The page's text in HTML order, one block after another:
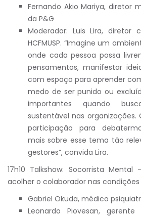
Fernando Akio Mariya, diretor
da P&G
Moderador: Luis Lira, diretor
HCFMUSP. “Imagine um
onde cada pessoa possa
pensamentos, manifestar
com espaço para aprender
medo de ser punido ou
importantes quando
sustentável nas
participação para
mais sobre esse tema tão
gestores”, convida Lira.
17h10 Talkshow: Socorrista
acolher o colaborador nas
Gabriel Okuda, médico
Leonardo Piovesan,